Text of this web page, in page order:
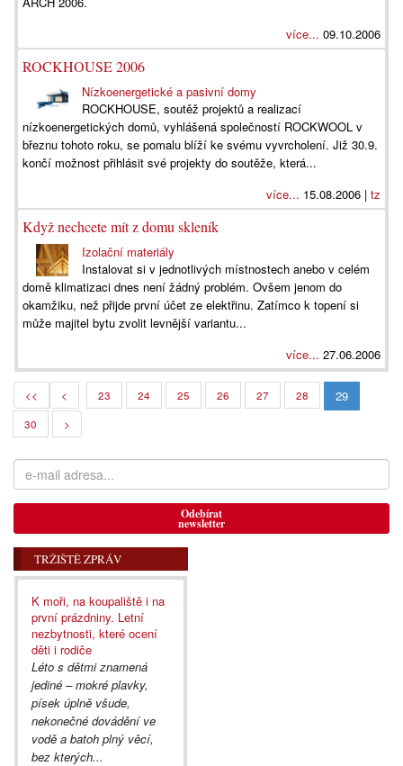
více... 09.10.2006
ROCKHOUSE 2006
Nízkoenergetické a pasivní domy
ROCKHOUSE, soutěž projektů a realizací
nízkoenergetických domů, vyhlášená společností ROCKWOOL v
březnu tohoto roku, se pomalu blíží ke svému vyvrcholení. Již 30.9.
končí možnost přihlásit své projekty do soutěže, která...
více... 15.08.2006 | tz
Když nechcete mít z domu skleník
Izolační materiály
Instalovat si v jednotlivých místnostech anebo v celém
domě klimatizaci dnes není žádný problém. Ovšem jenom do
okamžiku, než přijde první účet ze elektřinu. Zatímco k topení si
může majitel bytu zvolit levnější variantu...
více... 27.06.2006
<< < 23 24 25 26 27 28 29
30 >
Odebírat
newsletter
TRŽIŠTĚ ZPRÁV
K moři, na koupaliště i na
první prázdniny. Letní
nezbytnosti, které ocení
děti i rodiče
Léto s dětmi znamená
jediné – mokré plavky,
písek úplně všude,
nekonečné dovádění ve
vodě a batoh plný věcí,
bez kterých...